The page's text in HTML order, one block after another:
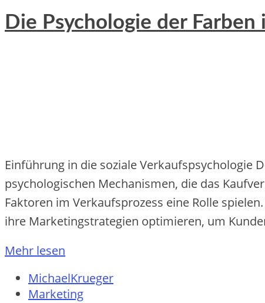
Die Psychologie der
Einführung in die soziale Verkaufspsychologie
psychologischen Mechanismen, die das
Faktoren im Verkaufsprozess eine Rolle
ihre Marketingstrategien optimieren, um
Mehr lesen
MichaelKrueger
Marketing